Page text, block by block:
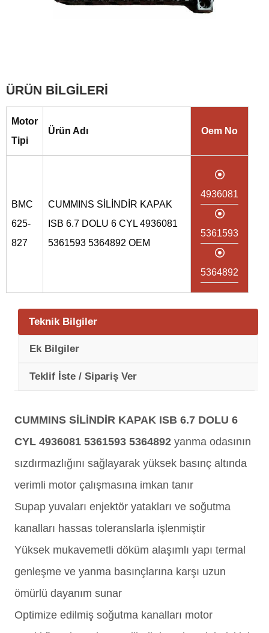
ÜRÜN BİLGİLERİ
Motor
Tipi
Ürün Adı Oem No
BMC
625-
827
CUMMINS SİLİNDİR KAPAK
ISB 6.7 DOLU 6 CYL 4936081
5361593 5364892 OEM
4936081
5361593
5364892
Teknik Bilgiler
Ek Bilgiler
Teklif İste / Sipariş Ver
CUMMINS SİLİNDİR KAPAK ISB 6.7 DOLU 6
CYL 4936081 5361593 5364892 yanma odasının
sızdırmazlığını sağlayarak yüksek basınç altında
verimli motor çalışmasına imkan tanır
Supap yuvaları enjektör yatakları ve soğutma
kanalları hassas toleranslarla işlenmiştir
Yüksek mukavemetli döküm alaşımlı yapı termal
genleşme ve yanma basınçlarına karşı uzun
ömürlü dayanım sunar
Optimize edilmiş soğutma kanalları motor